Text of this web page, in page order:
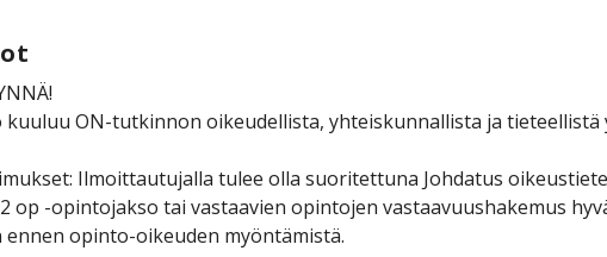
kuuluu ON-tutkinnon oikeudellista, yhteiskunnallista ja
Ilmoittautujalla tulee olla suoritettuna Johdatus
op -opintojakso tai vastaavien opintojen vastaavuushakemus
opinto-oikeuden myöntämistä.